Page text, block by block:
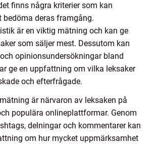
finns några kriterier som kan
bedöma deras framgång.
är en viktig mätning och kan ge
som säljer mest. Dessutom kan
opinionsundersökningar bland
ge en uppfattning om vilka leksaker
och efterfrågade.
är närvaron av leksaken på
populära onlineplattformar. Genom
delningar och kommentarer kan
om hur mycket uppmärksamhet